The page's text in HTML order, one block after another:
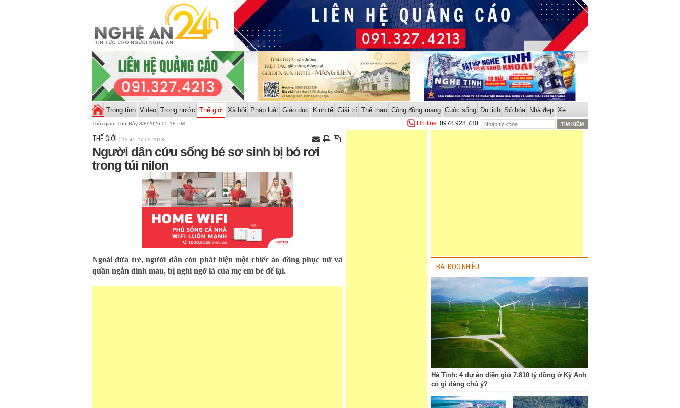
Trong tỉnh Video Trong nước Thế giới Xã hội Pháp luật Giáo dục Kinh tế Giải trí Thể thao Cộng đồng mạng Cuộc sống Du lịch Số hóa Nhà đẹp Xe
Thời gian: Thứ Bảy 8/8/2026 05:18 PM Hotline: 0978.928.730
THẾ GIỚI 13:45 27-09-2018
Người dân cứu sống bé sơ sinh bị bỏ rơi
trong túi nilon
Ngoài đứa trẻ, người dân còn phát hiện một chiếc áo đồng phục nữ và
quần ngắn dính máu, bị nghi ngờ là của mẹ em bé để lại.
BÀI ĐỌC NHIỀU
Hà Tĩnh: 4 dự án điện gió 7.810 tỷ đồng ở Kỳ Anh
có gì đáng chú ý?